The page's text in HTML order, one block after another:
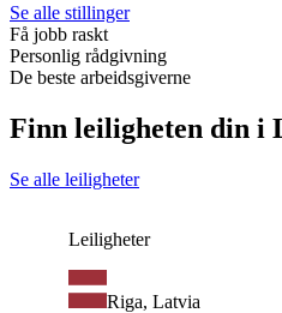
Se alle stillinger
Få jobb raskt
Personlig rådgivning
De beste arbeidsgiverne
Finn leiligheten din i
Se alle leiligheter
Leiligheter
Riga, Latvia